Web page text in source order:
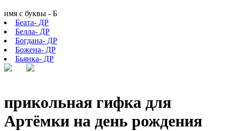
имя с буквы - Б
Беата- ДР
Белла- ДР
Богдана- ДР
Божена- ДР
Бьянка- ДР
прикольная гифка для
Артёмки на день рождения